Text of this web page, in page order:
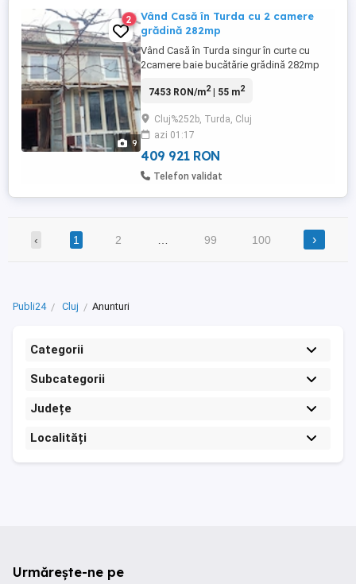
9
2
Vând Casă în Turda cu 2 camere
grădină 282mp
Vând Casă în Turda singur în curte cu
2camere baie bucătărie grădină 282mp
sunați la Nr din anunț și veniți să o vedeți
garsoniera în Cluj.
7453 RON/m2| 55 m2
Cluj%252b, Turda, Cluj
azi 01:17
409 921 RON
Telefon validat
‹ 1 2 99 100 ›
Publi24 Cluj Anunturi
Categorii
Subcategorii
Județe
Localități
Urmărește-ne pe